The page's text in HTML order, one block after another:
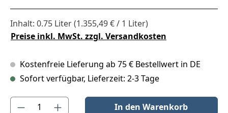
Inhalt: 0.75 Liter(1.355,49 € / 1 Liter)
Preise inkl. MwSt. zzgl. Versandkosten
Kostenfreie Lieferung ab 75 € Bestellwert in DE
Sofort verfügbar, Lieferzeit: 2-3 Tage
Produkt Anzahl: Gib den gewünschten Wert ein oder benutze
In den Warenkorb